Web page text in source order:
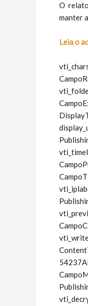
O
manter
Leia o